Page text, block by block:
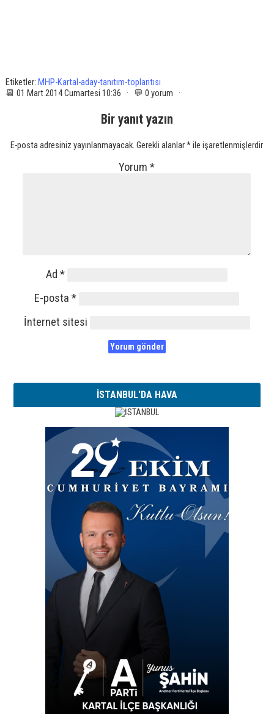
Etiketler: MHP-Kartal-aday-tanıtım-toplantısı
📆 01 Mart 2014 Cumartesi 10:36 · 💬 0 yorum ·
Bir yanıt yazın
E-posta adresiniz yayınlanmayacak. Gerekli alanlar*ile işaretlenmişlerdir
Yorum*
Ad*
E-posta*
İnternet sitesi
İSTANBUL'DA HAVA